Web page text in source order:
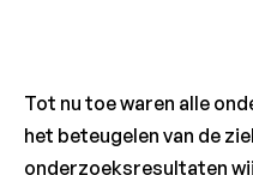
Tot nu toe waren alle
het beteugelen van de
onderzoeksresultaten